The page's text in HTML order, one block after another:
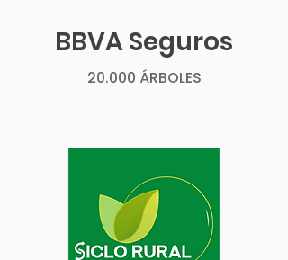
BBVA Seguros
20.000 ÁRBOLES